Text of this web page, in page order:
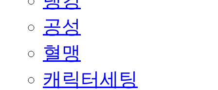
공성
혈맹
캐릭터세팅